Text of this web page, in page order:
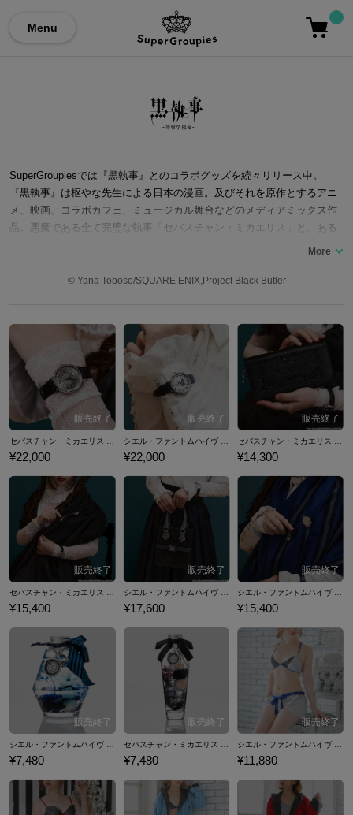
Menu
SuperGroupiesでは『黒執事』とのコラボグッズを続々リリース中。
『黒執事』は枢やな先生による日本の漫画。及びそれを原作とするアニ
メ、映画、コラボカフェ、ミュージカル舞台などのメディアミックス作
品。悪魔である全て完璧な執事「セバスチャン・ミカエリス」と、ある
理由で悪魔と契約をした若き当主「シエル・ファントムハイヴ」などの
つつ敵の正体を追っていく。原作の「豪華客船編」とする劇場版アニメ
ここでは『黒執事』コラボ腕時計をはじめ、枢やな氏ご提案のデザイン
をもとに制作したシューズやルームウェアなど…『黒執事』シリーズと
のコラボファッションアイテムをご紹介いたします。
© Yana Toboso/SQUARE ENIX,Project Black Butler
¥22,000 ¥22,000 ¥14,300
セバスチャン・ミカエリス モデル ストール&ストールピン 黒執事 -寄宿学校編-
¥15,400
シエル・ファントムハイヴ モデル バッグ 黒執事 -寄宿学校編-
¥17,600
シエル・ファントムハイヴ モデル ストール&ストールピン 黒執事 -寄宿学校編-
¥15,400
¥7,480 ¥7,480 ¥11,880